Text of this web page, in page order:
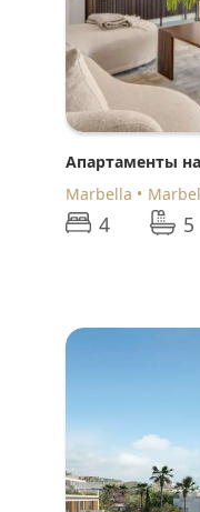
Апартаменты
Marbella
4 5